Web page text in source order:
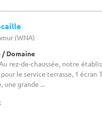
(WNA)
/ Domaine
rez-de-chaussée, notre
le service terrasse, 1 écran
une grande ...